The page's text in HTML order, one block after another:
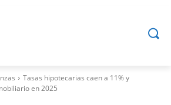
Tasas hipotecarias caen a 11% y
en 2025